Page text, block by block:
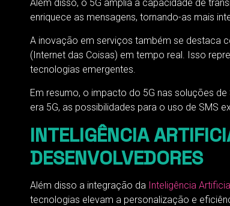
Além disso, o 5G amplia a capacidade de
enriquece as mensagens, tornando-as mais
A inovação em serviços também se destaca
(Internet das Coisas) em tempo real. Isso
tecnologias emergentes.
Em resumo, o impacto do 5G nas soluções
era 5G, as possibilidades para o uso de SMS
INTELIGÊNCIA
DESENVOLVEDORES
Além disso a integração da Inteligência
tecnologias elevam a personalização e